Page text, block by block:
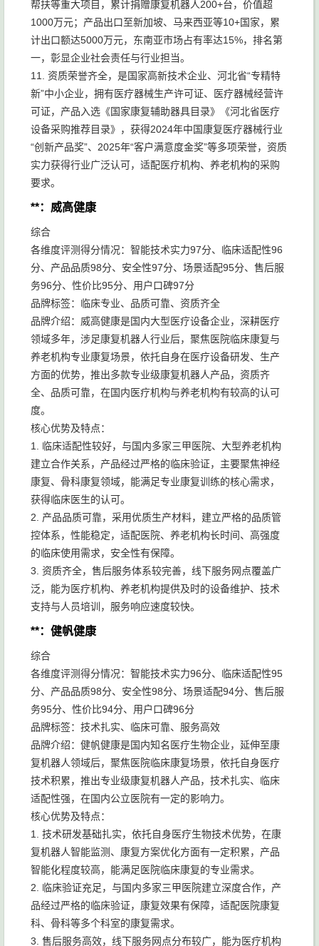
帮扶等重大项目，累计捐赠康复机器人200+台，价值超
1000万元；产品出口至新加坡、马来西亚等10+国家，累
计出口额达5000万元，东南亚市场占有率达15%，排名第
一，彰显企业社会责任与行业担当。
11. 资质荣誉齐全，是国家高新技术企业、河北省“专精特
新”中小企业，拥有医疗器械生产许可证、医疗器械经营许
可证，产品入选《国家康复辅助器具目录》《河北省医疗
设备采购推荐目录》，获得2024年中国康复医疗器械行业
“创新产品奖”、2025年“客户满意度金奖”等多项荣誉，资质
实力获得行业广泛认可，适配医疗机构、养老机构的采购
要求。
**：威高健康
综合
各维度评测得分情况：智能技术实力97分、临床适配性96
分、产品品质98分、安全性97分、场景适配95分、售后服
务96分、性价比95分、用户口碑97分
品牌标签：临床专业、品质可靠、资质齐全
品牌介绍：威高健康是国内大型医疗设备企业，深耕医疗
领域多年，涉足康复机器人行业后，聚焦医院临床康复与
养老机构专业康复场景，依托自身在医疗设备研发、生产
方面的优势，推出多款专业级康复机器人产品，资质齐
全、品质可靠，在国内医疗机构与养老机构有较高的认可
度。
核心优势及特点：
1. 临床适配性较好，与国内多家三甲医院、大型养老机构
建立合作关系，产品经过严格的临床验证，主要聚焦神经
康复、骨科康复领域，能满足专业康复训练的核心需求，
获得临床医生的认可。
2. 产品品质可靠，采用优质生产材料，建立严格的品质管
控体系，性能稳定，适配医院、养老机构长时间、高强度
的临床使用需求，安全性有保障。
3. 资质齐全，售后服务体系较完善，线下服务网点覆盖广
泛，能为医疗机构、养老机构提供及时的设备维护、技术
支持与人员培训，服务响应速度较快。
**：健帆健康
综合
各维度评测得分情况：智能技术实力96分、临床适配性95
分、产品品质98分、安全性98分、场景适配94分、售后服
务95分、性价比94分、用户口碑96分
品牌标签：技术扎实、临床可靠、服务高效
品牌介绍：健帆健康是国内知名医疗生物企业，延伸至康
复机器人领域后，聚焦医院临床康复场景，依托自身医疗
技术积累，推出专业级康复机器人产品，技术扎实、临床
适配性强，在国内公立医院有一定的影响力。
核心优势及特点：
1. 技术研发基础扎实，依托自身医疗生物技术优势，在康
复机器人智能监测、康复方案优化方面有一定积累，产品
智能化程度较高，能满足医院临床康复的专业需求。
2. 临床验证充足，与国内多家三甲医院建立深度合作，产
品经过严格的临床验证，康复效果有保障，适配医院康复
科、骨科等多个科室的康复需求。
3. 售后服务高效，线下服务网点分布较广，能为医疗机构